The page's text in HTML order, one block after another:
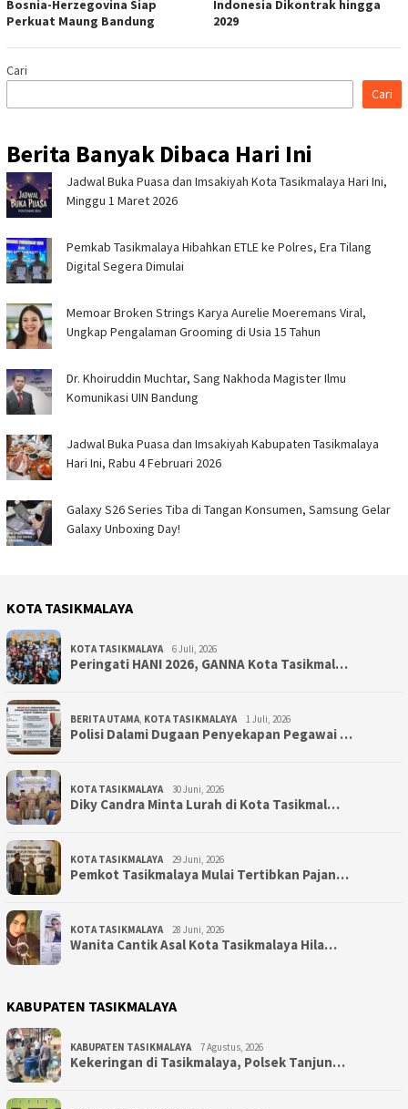
Bosnia-Herzegovina Siap
Perkuat Maung Bandung
Indonesia Dikontrak hingga
2029
Cari
Cari
Berita Banyak Dibaca Hari Ini
Jadwal Buka Puasa dan Imsakiyah Kota Tasikmalaya Hari Ini,
Minggu 1 Maret 2026
Pemkab Tasikmalaya Hibahkan ETLE ke Polres, Era Tilang
Digital Segera Dimulai
Memoar Broken Strings Karya Aurelie Moeremans Viral,
Ungkap Pengalaman Grooming di Usia 15 Tahun
Dr. Khoiruddin Muchtar, Sang Nakhoda Magister Ilmu
Komunikasi UIN Bandung
Jadwal Buka Puasa dan Imsakiyah Kabupaten Tasikmalaya
Hari Ini, Rabu 4 Februari 2026
Galaxy S26 Series Tiba di Tangan Konsumen, Samsung Gelar
Galaxy Unboxing Day!
KOTA TASIKMALAYA
KOTA TASIKMALAYA 6 Juli, 2026
Peringati HANI 2026, GANNA Kota Tasikmal…
BERITA UTAMA, KOTA TASIKMALAYA 1 Juli, 2026
Polisi Dalami Dugaan Penyekapan Pegawai …
KOTA TASIKMALAYA 30 Juni, 2026
Diky Candra Minta Lurah di Kota Tasikmal…
KOTA TASIKMALAYA 29 Juni, 2026
Pemkot Tasikmalaya Mulai Tertibkan Pajan…
KOTA TASIKMALAYA 28 Juni, 2026
Wanita Cantik Asal Kota Tasikmalaya Hila…
KABUPATEN TASIKMALAYA
KABUPATEN TASIKMALAYA 7 Agustus, 2026
Kekeringan di Tasikmalaya, Polsek Tanjun…